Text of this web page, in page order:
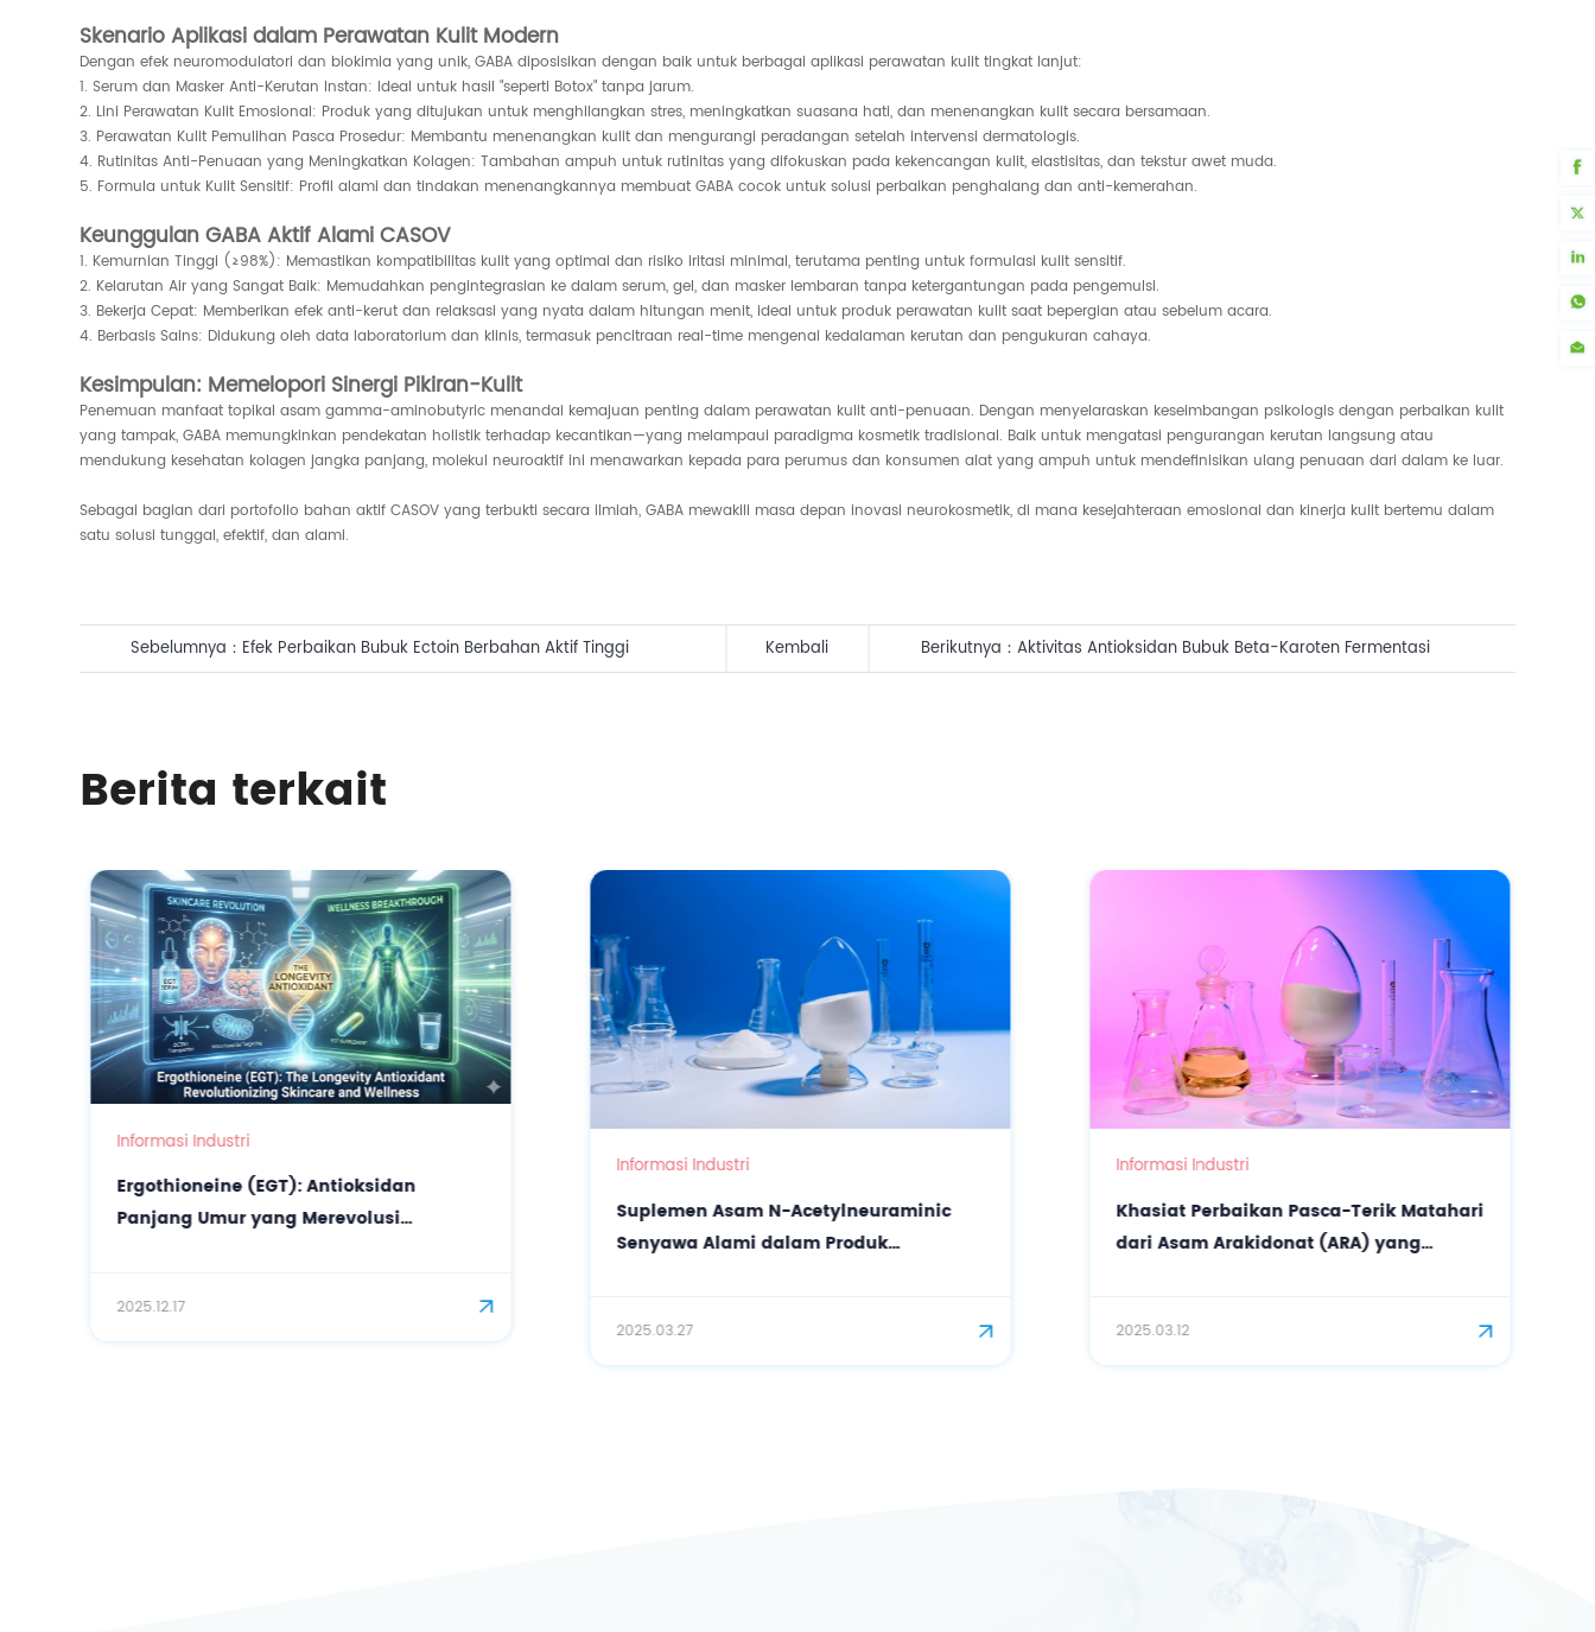
Skenario Aplikasi dalam Perawatan Kulit Modern
Dengan efek neuromodulatori dan biokimia yang unik, GABA diposisikan dengan baik untuk berbagai aplikasi perawatan kulit tingkat lanjut:
1. Serum dan Masker Anti-Kerutan Instan: Ideal untuk hasil "seperti Botox" tanpa jarum.
2. Lini Perawatan Kulit Emosional: Produk yang ditujukan untuk menghilangkan stres, meningkatkan suasana hati, dan menenangkan kulit secara bersamaan.
3. Perawatan Kulit Pemulihan Pasca Prosedur: Membantu menenangkan kulit dan mengurangi peradangan setelah intervensi dermatologis.
4. Rutinitas Anti-Penuaan yang Meningkatkan Kolagen: Tambahan ampuh untuk rutinitas yang difokuskan pada kekencangan kulit, elastisitas, dan tekstur awet muda.
5. Formula untuk Kulit Sensitif: Profil alami dan tindakan menenangkannya membuat GABA cocok untuk solusi perbaikan penghalang dan anti-kemerahan.
Keunggulan GABA Aktif Alami CASOV
1. Kemurnian Tinggi (≥98%): Memastikan kompatibilitas kulit yang optimal dan risiko iritasi minimal, terutama penting untuk formulasi kulit sensitif.
2. Kelarutan Air yang Sangat Baik: Memudahkan pengintegrasian ke dalam serum, gel, dan masker lembaran tanpa ketergantungan pada pengemulsi.
3. Bekerja Cepat: Memberikan efek anti-kerut dan relaksasi yang nyata dalam hitungan menit, ideal untuk produk perawatan kulit saat bepergian atau sebelum acara.
4. Berbasis Sains: Didukung oleh data laboratorium dan klinis, termasuk pencitraan real-time mengenai kedalaman kerutan dan pengukuran cahaya.
Kesimpulan: Memelopori Sinergi Pikiran-Kulit
Penemuan manfaat topikal asam gamma-aminobutyric menandai kemajuan penting dalam perawatan kulit anti-penuaan. Dengan menyelaraskan keseimbangan psikologis dengan perbaikan kulit
yang tampak, GABA memungkinkan pendekatan holistik terhadap kecantikan—yang melampaui paradigma kosmetik tradisional. Baik untuk mengatasi pengurangan kerutan langsung atau
mendukung kesehatan kolagen jangka panjang, molekul neuroaktif ini menawarkan kepada para perumus dan konsumen alat yang ampuh untuk mendefinisikan ulang penuaan dari dalam ke luar.
Sebagai bagian dari portofolio bahan aktif CASOV yang terbukti secara ilmiah, GABA mewakili masa depan inovasi neurokosmetik, di mana kesejahteraan emosional dan kinerja kulit bertemu dalam
satu solusi tunggal, efektif, dan alami.
Sebelumnya： Efek Perbaikan Bubuk Ectoin Berbahan Aktif Tinggi
Berikutnya： Aktivitas Antioksidan Bubuk Beta-Karoten Fermentasi
Kembali
Berita terkait
Informasi Industri
Ergothioneine (EGT): Antioksidan
Panjang Umur yang Merevolusi
2025.12.17
Informasi Industri
Suplemen Asam N-Acetylneuraminic
Senyawa Alami dalam Produk
2025.03.27
Informasi Industri
Khasiat Perbaikan Pasca-Terik Matahari
dari Asam Arakidonat (ARA) yang
2025.03.12